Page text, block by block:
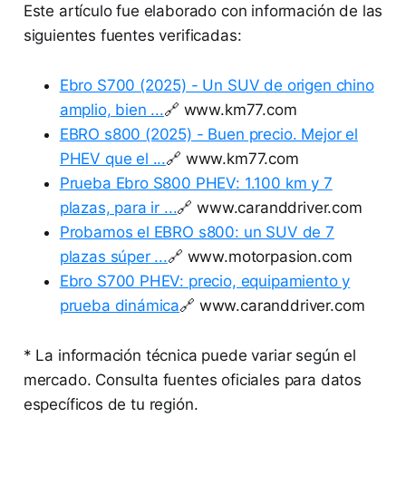
Este artículo fue elaborado con información de las
siguientes fuentes verificadas:
Ebro S700 (2025) - Un SUV de origen chino
amplio, bien ...🔗 www.km77.com
EBRO s800 (2025) - Buen precio. Mejor el
PHEV que el ...🔗 www.km77.com
Prueba Ebro S800 PHEV: 1.100 km y 7
plazas, para ir ...🔗 www.caranddriver.com
Probamos el EBRO s800: un SUV de 7
plazas súper ...🔗 www.motorpasion.com
Ebro S700 PHEV: precio, equipamiento y
prueba dinámica🔗 www.caranddriver.com
* La información técnica puede variar según el
mercado. Consulta fuentes oficiales para datos
específicos de tu región.